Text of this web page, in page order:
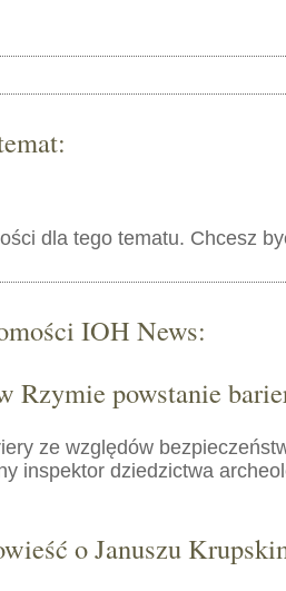
dla tego tematu. Chcesz
IOH News:
Rzymie powstanie
ze względów
inspektor dziedzictwa
o Januszu